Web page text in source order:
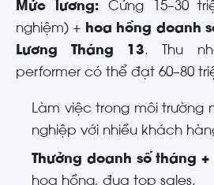
Mức lương:Cứng 15–30
nghiệm) + hoa hồng doanh
Lương Tháng 13. Thu
performer có thể đạt 60–80
Làm việc trong môi trường
nghiệp với nhiều khách
Thưởng doanh số tháng +
hoa hồng, đua top sales.